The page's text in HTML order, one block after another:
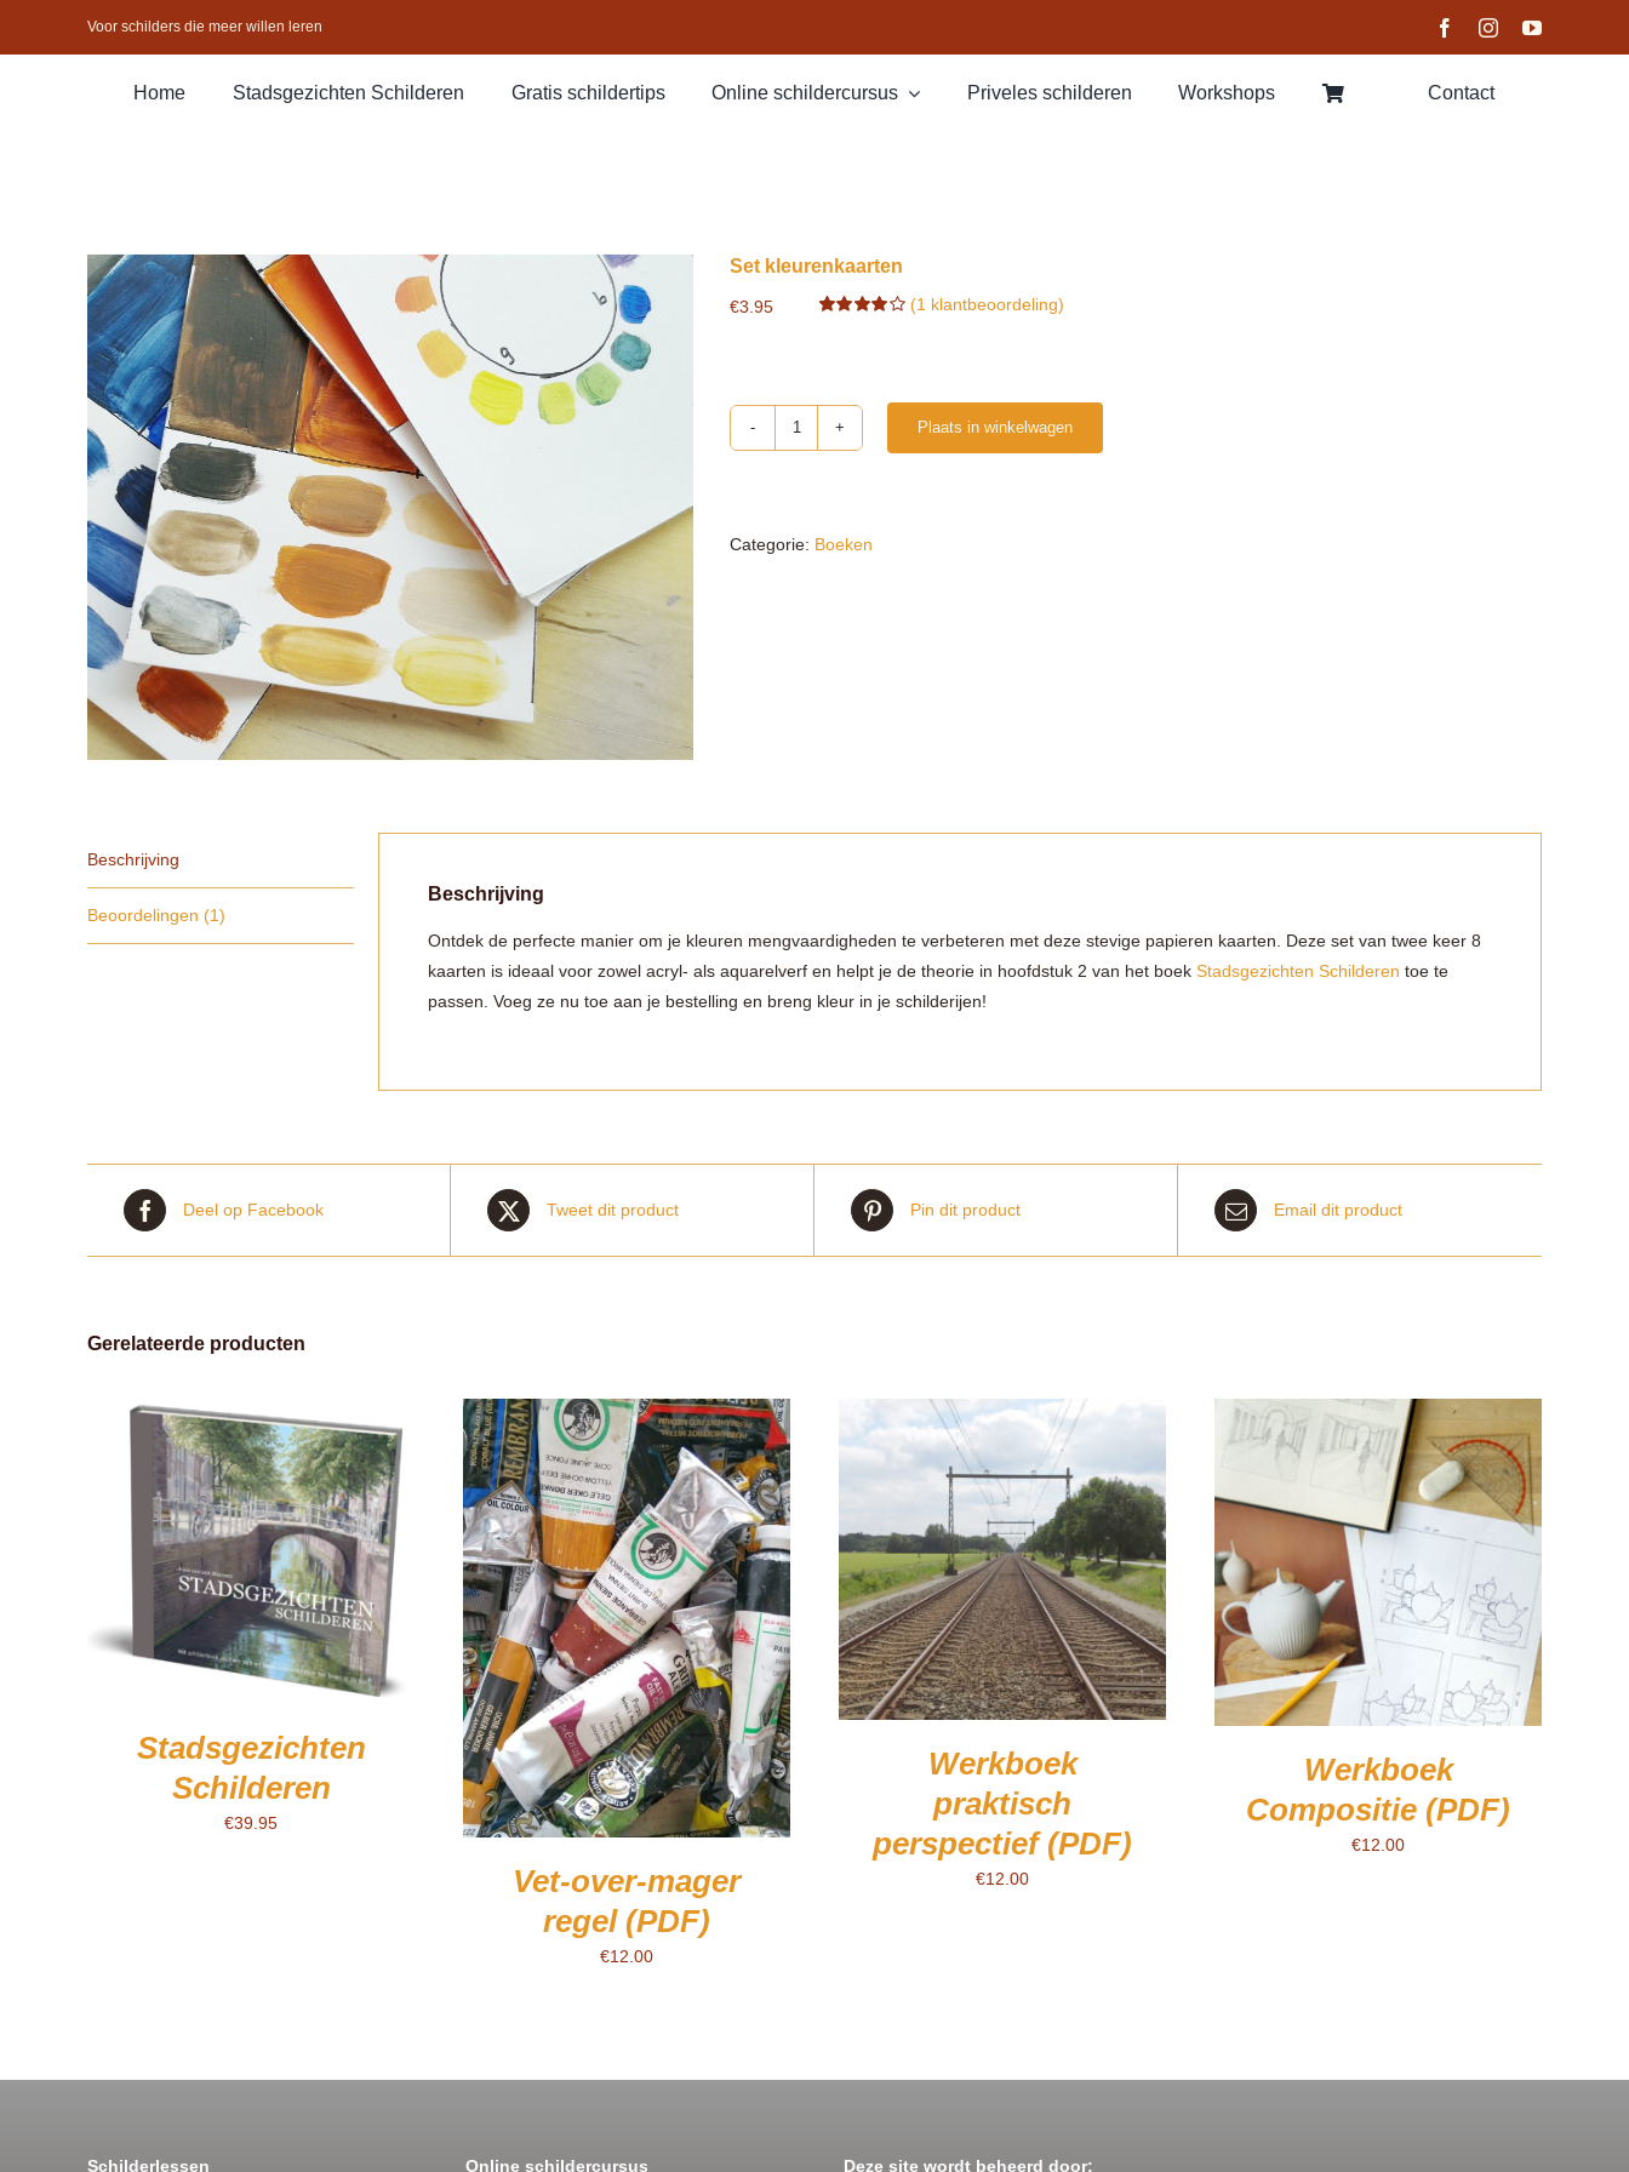
Voor schilders die meer willen leren
Home Stadsgezichten Schilderen Gratis schildertips Online schildercursus Priveles schilderen Workshops Contact
Set kleurenkaarten
€3.95 (1 klantbeoordeling)
Plaats in winkelwagen
Categorie: Boeken
Beschrijving
Beoordelingen (1)
Beschrijving
Ontdek de perfecte manier om je kleuren mengvaardigheden te verbeteren met deze stevige papieren kaarten. Deze set van twee keer 8
kaarten is ideaal voor zowel acryl- als aquarelverf en helpt je de theorie in hoofdstuk 2 van het boek Stadsgezichten Schilderen toe te
passen. Voeg ze nu toe aan je bestelling en breng kleur in je schilderijen!
Deel op Facebook Tweet dit product Pin dit product Email dit product
Gerelateerde producten
Stadsgezichten
Schilderen
€39.95
Gewaardeerd
5.00uit 5
TOEVOEGEN AAN WINKELWAGEN
/
DETAILS
Vet-over-mager
regel (PDF)
€12.00
TOEVOEGEN AAN WINKELWAGEN
/
DETAILS
Werkboek
praktisch
perspectief (PDF)
€12.00
Gewaardeerd
5.00uit 5
TOEVOEGEN AAN WINKELWAGEN
DETAILS
Werkboek
Compositie (PDF)
€12.00
Schilderlessen Online schildercursus Deze site wordt beheerd door: